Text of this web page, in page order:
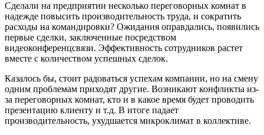
Сделали на предприятии несколько переговорных комнат в
надежде повысить производительность труда, и сократить
расходы на командировки? Ожидания оправдались, появились
первые сделки, заключенные посредством
видеоконференцсвязи. Эффективность сотрудников растет
вместе с количеством успешных сделок.
Казалось бы, стоит радоваться успехам компании, но на смену
одним проблемам приходят другие. Возникают конфликты из-
за переговорных комнат, кто и в какое время будет проводить
презентацию клиенту и т.д. В итоге падает
производительность, ухудшается микроклимат в коллективе.